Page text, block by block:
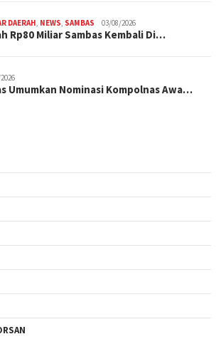
DAERAH, NEWS, SAMBAS 03/08/2026
Rp80 Miliar Sambas Kembali Di…
Umumkan Nominasi Kompolnas Awa…